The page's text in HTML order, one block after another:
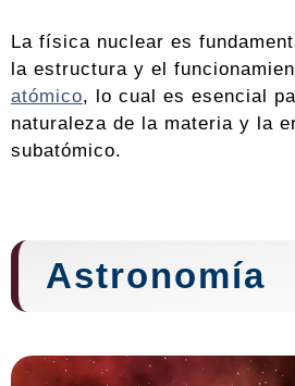
La física nuclear es
la estructura y el
atómico, lo cual es esencial
naturaleza de la materia y la
subatómico.
Astronomía